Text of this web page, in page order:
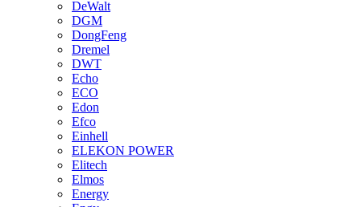
DeWalt
DGM
DongFeng
Dremel
DWT
Echo
ECO
Edon
Efco
Einhell
ELEKON POWER
Elitech
Elmos
Energy